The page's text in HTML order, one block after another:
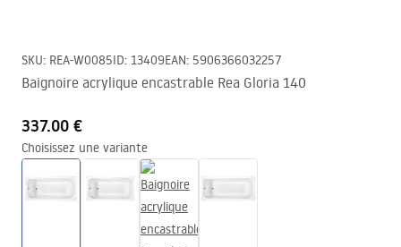
SKU: REA-W0085ID: 13409EAN: 5906366032257
Baignoire acrylique encastrable Rea Gloria 140
337.00 €
Choisissez une variante